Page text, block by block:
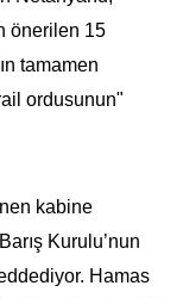
önerilen 15
tamamen
ordusunun"
kabine
Kurulu’nun
Hamas